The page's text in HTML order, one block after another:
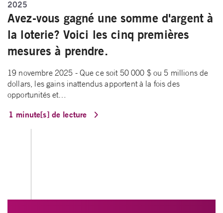
2025
Avez-vous gagné une somme d'argent à
la loterie? Voici les cinq premières
mesures à prendre.
19 novembre 2025 - Que ce soit 50 000 $ ou 5 millions de
dollars, les gains inattendus apportent à la fois des
opportunités et…
1 minute[s] de lecture